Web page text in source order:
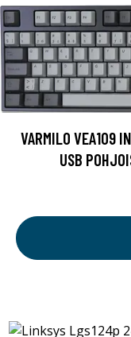
VARMILO VEA109
USB